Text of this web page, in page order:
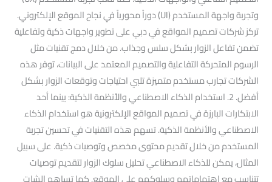
وتجربة واجهة المستخدم (UI) دوراً محورياً في نجاح الموقع الإلكتروني.
تركز شركات تصميم المواقع في دبي على تطوير واجهات ذكية وتفاعلية
تضمن تفاعل الزوار بشكل سلس وجذاب. من خلال دمج تقنيات مثل
الرسوم المتحركة التفاعلية والتصميم المعتمد على البيانات، توفر هذه
الشركات تجارب مستخدم متميزة تلبي احتياجات وتوقعات الزوار بشكل
أفضل. 2. استخدام الذكاء الاصطناعي والأنظمة الذكية: بينما أحد
الابتكارات البارزة في تصميم المواقع الإلكترونية هو استخدام الذكاء
الاصطناعي والأنظمة الذكية. تسهم هذه التقنيات في تحسين تجربة
المستخدم من خلال تقديم محتوى مخصص وتوصيات ذكية. على سبيل
المثال، يمكن للذكاء الاصطناعي تحليل سلوك الزوار لتقديم توصيات
تتناسب مع اهتماماتهم وسلوكهم على الموقع. كما تساهم الشات